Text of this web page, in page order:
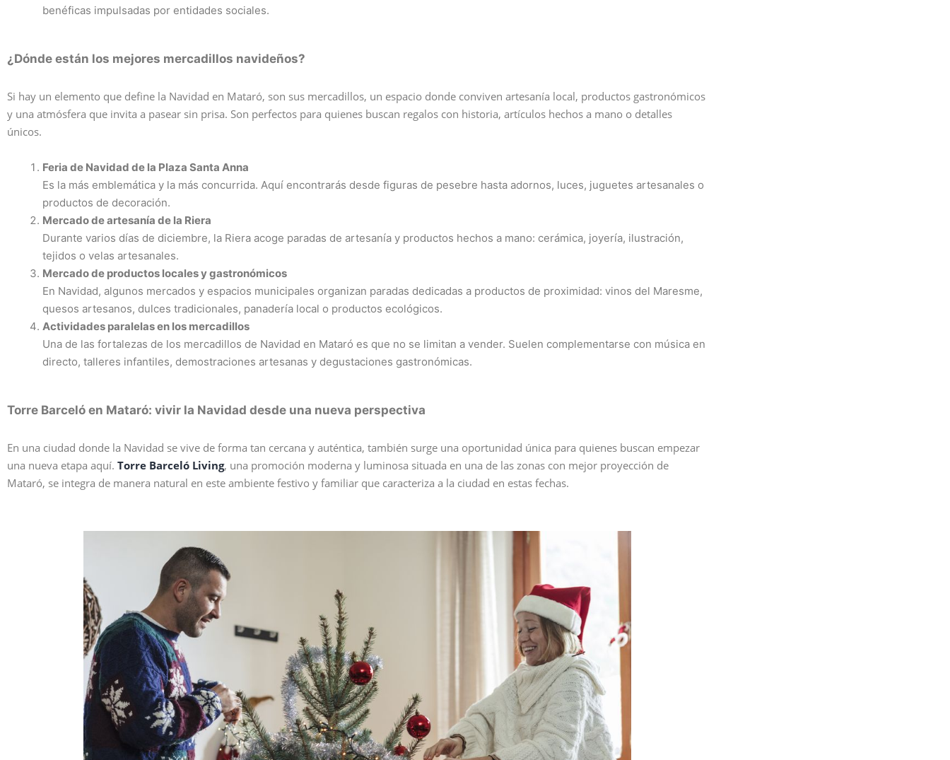
benéficas impulsadas por entidades sociales.
¿Dónde están los mejores mercadillos navideños?
Si hay un elemento que define la Navidad en Mataró, son sus mercadillos, un espacio donde conviven artesanía local, productos gastronómicos
y una atmósfera que invita a pasear sin prisa. Son perfectos para quienes buscan regalos con historia, artículos hechos a mano o detalles
únicos.
Feria de Navidad de la Plaza Santa Anna
Es la más emblemática y la más concurrida. Aquí encontrarás desde figuras de pesebre hasta adornos, luces, juguetes artesanales o
productos de decoración.
Mercado de artesanía de la Riera
Durante varios días de diciembre, la Riera acoge paradas de artesanía y productos hechos a mano: cerámica, joyería, ilustración,
tejidos o velas artesanales.
Mercado de productos locales y gastronómicos
En Navidad, algunos mercados y espacios municipales organizan paradas dedicadas a productos de proximidad: vinos del Maresme,
quesos artesanos, dulces tradicionales, panadería local o productos ecológicos.
Actividades paralelas en los mercadillos
Una de las fortalezas de los mercadillos de Navidad en Mataró es que no se limitan a vender. Suelen complementarse con música en
directo, talleres infantiles, demostraciones artesanas y degustaciones gastronómicas.
Torre Barceló en Mataró: vivir la Navidad desde una nueva perspectiva
En una ciudad donde la Navidad se vive de forma tan cercana y auténtica, también surge una oportunidad única para quienes buscan empezar
una nueva etapa aquí. Torre Barceló Living, una promoción moderna y luminosa situada en una de las zonas con mejor proyección de
Mataró, se integra de manera natural en este ambiente festivo y familiar que caracteriza a la ciudad en estas fechas.